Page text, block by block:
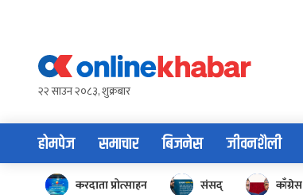
content२२ साउन २०८३, शुक्रबार
होमपेज समाचार बिजनेस जीवनशैली
करदाता प्रोत्साहन संसद् काँग्रेस